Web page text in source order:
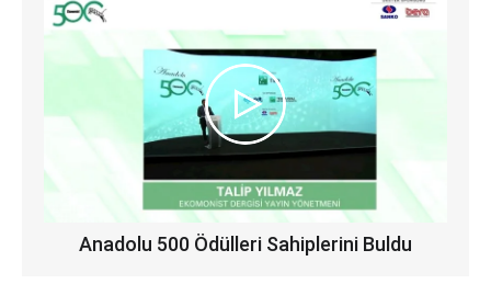
Anadolu 500 Ödülleri Sahiplerini Buldu